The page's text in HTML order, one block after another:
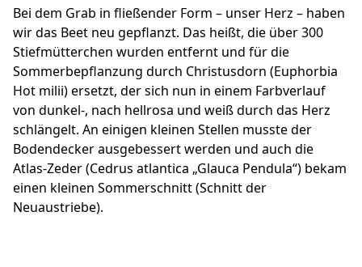
Bei dem Grab in fließender Form – unser Herz – haben
wir das Beet neu gepflanzt. Das heißt, die über 300
Stiefmütterchen wurden entfernt und für die
Sommerbepflanzung durch Christusdorn (Euphorbia
Hot milii) ersetzt, der sich nun in einem Farbverlauf
von dunkel-, nach hellrosa und weiß durch das Herz
schlängelt. An einigen kleinen Stellen musste der
Bodendecker ausgebessert werden und auch die
Atlas-Zeder (Cedrus atlantica „Glauca Pendula“) bekam
einen kleinen Sommerschnitt (Schnitt der
Neuaustriebe).